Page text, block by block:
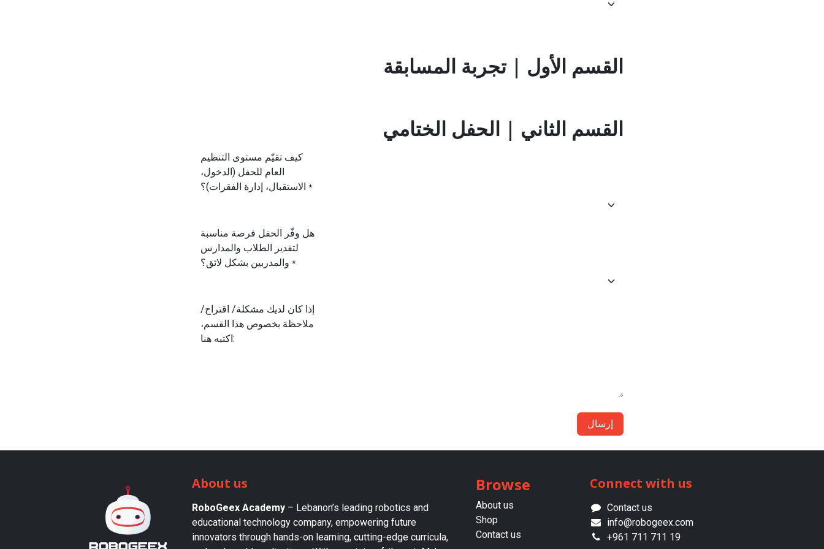
القسم الأول | تجربة المسابقة
القسم الثاني | الحفل الختامي
كيف تقيّم مستوى التنظيم
العام للحفل (الدخول،
الاستقبال، إدارة الفقرات)؟ *
هل وفّر الحفل فرصة مناسبة
لتقدير الطلاب والمدارس
*
إذا كان لديك مشكلة/ اقتراح/
ملاحظة بخصوص هذا القسم،
اكتبه هنا:
إرسال
Connect with us
Contact us
info@robogeex.com
+961 711 711 19
Browse
About us​
Shop
Contact us
About us
RoboGeex Academy– Lebanon’s leading robotics and
educational technology company, empowering future
innovators through hands-on learning, cutting-edge curricula,